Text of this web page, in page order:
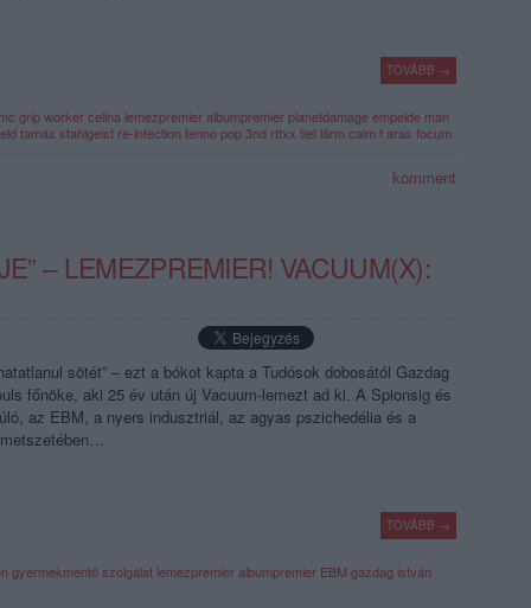
TOVÁBB →
gripworkercelina lemezpremieralbumpremier planetdamageempelde man
tamás stahlgeist re-infection tenno pop3nd rtfxx tief lärm calm taras focum
komment
– LEMEZPREMIER! VACUUM(X):
sötét” – ezt a bókot kapta a Tudósok dobosától Gazdag
főnöke, aki 25 év után új Vacuum-lemezt ad ki. A Spionsig és
az EBM, a nyers indusztriál, az agyas pszichedélia és a
TOVÁBB →
gyermekmentő szolgálat lemezpremieralbumpremier EBM gazdag istván